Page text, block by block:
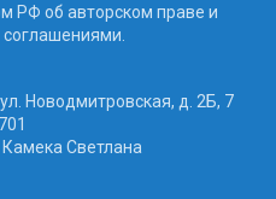
РФ об авторском праве и
Новодмитровская, д. 2Б, 7
Светлана